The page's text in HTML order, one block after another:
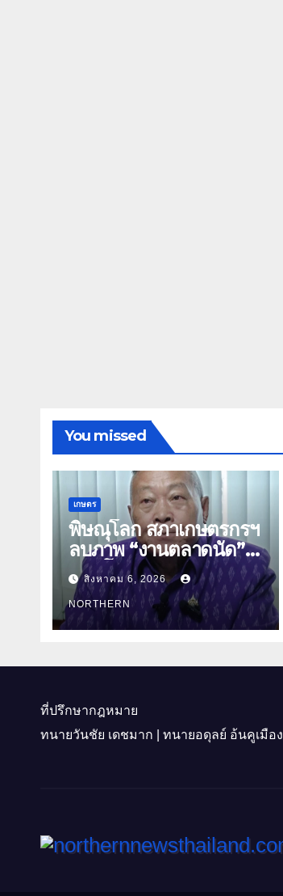
You missed
เกษตร
พิษณุโลก สภาเกษตรกรฯ
ลบภาพ “งานตลาดนัด”
พลิกโฉมงาน “เกษตร
รุ่งเรืองเมืองสองแคว 69”
มุ่งประโยชน์เกษตรกร ดึง
นวัตกรรม-จับคู่ธุรกิจดัน
(คลิป)
สิงหาคม 6, 2026
NORTHERN
ที่ปรึกษากฎหมาย
ทนายวันชัย เดชมาก | ทนายอดุลย์ อ้นคูเมือง